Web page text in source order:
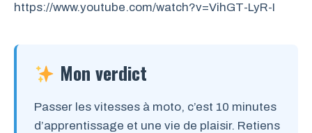
https://www.youtube.com/watch?v=VihGT-LyR-I
Mon verdict
Passer les vitesses à moto, c’est 10 minutes
d’apprentissage et une vie de plaisir. Retiens